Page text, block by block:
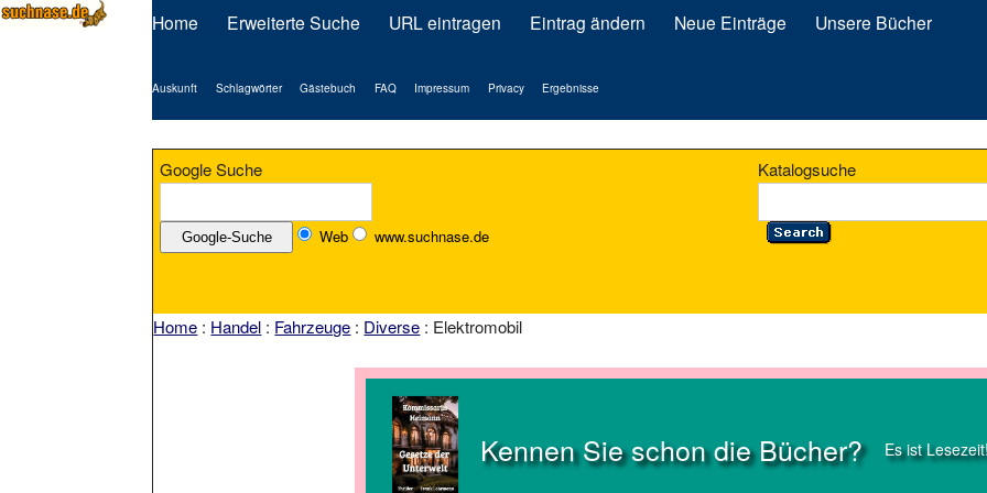
Home Erweiterte Suche URL eintragen Eintrag ändern Neue Einträge Unsere Bücher
Auskunft Schlagwörter Gästebuch FAQ Impressum Privacy Ergebnisse
Google Suche
Web www.suchnase.de
Katalogsuche
Home : Handel : Fahrzeuge : Diverse : Elektromobil
Kennen Sie schon die Bücher? Es ist